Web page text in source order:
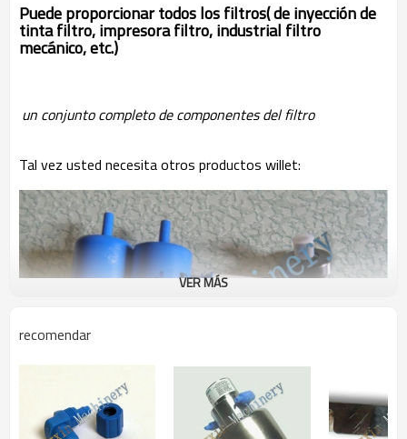
Puede proporcionar todos los filtros( de inyección de
tinta filtro, impresora filtro, industrial filtro
mecánico, etc.)
un conjunto completo de componentes del filtro
Tal vez usted necesita otros productos willet:
VER MÁS
recomendar